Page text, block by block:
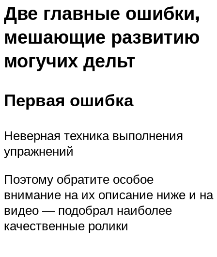
Две главные ошибки,
мешающие развитию
могучих дельт
Первая ошибка
Неверная техника выполнения
упражнений
Поэтому обратите особое
внимание на их описание ниже и на
видео — подобрал наиболее
качественные ролики